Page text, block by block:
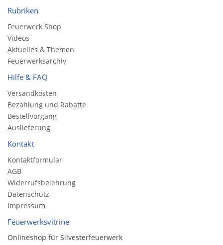
Rubriken
Feuerwerk Shop
Videos
Aktuelles & Themen
Feuerwerksarchiv
Hilfe & FAQ
Versandkosten
Bezahlung und Rabatte
Bestellvorgang
Auslieferung
Kontakt
Kontaktformular
AGB
Widerrufsbelehrung
Datenschutz
Impressum
Feuerwerksvitrine
Onlineshop für Silvesterfeuerwerk